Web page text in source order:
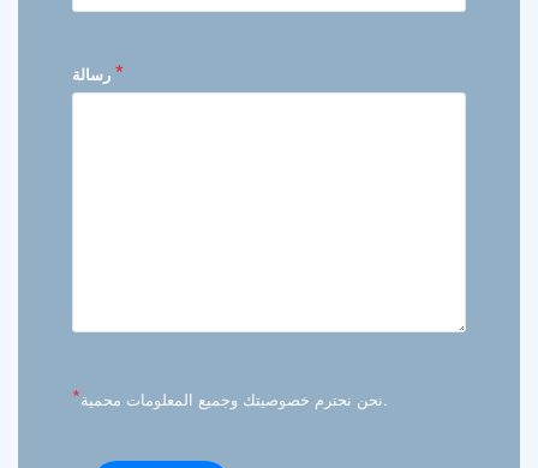
*
* نحن نحترم خصوصيتك وجميع المعلومات محمية.